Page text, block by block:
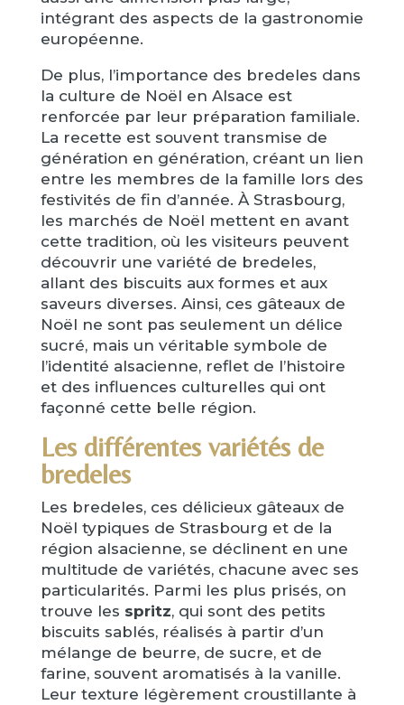
intégrant des aspects de la gastronomie
européenne.
De plus, l’importance des bredeles dans
la culture de Noël en Alsace est
renforcée par leur préparation familiale.
La recette est souvent transmise de
génération en génération, créant un lien
entre les membres de la famille lors des
festivités de fin d’année. À Strasbourg,
les marchés de Noël mettent en avant
cette tradition, où les visiteurs peuvent
découvrir une variété de bredeles,
allant des biscuits aux formes et aux
saveurs diverses. Ainsi, ces gâteaux de
Noël ne sont pas seulement un délice
sucré, mais un véritable symbole de
l’identité alsacienne, reflet de l’histoire
et des influences culturelles qui ont
façonné cette belle région.
Les différentes variétés de
bredeles
Les bredeles, ces délicieux gâteaux de
Noël typiques de Strasbourg et de la
région alsacienne, se déclinent en une
multitude de variétés, chacune avec ses
particularités. Parmi les plus prisés, on
trouve les spritz, qui sont des petits
biscuits sablés, réalisés à partir d’un
mélange de beurre, de sucre, et de
farine, souvent aromatisés à la vanille.
Leur texture légèrement croustillante à